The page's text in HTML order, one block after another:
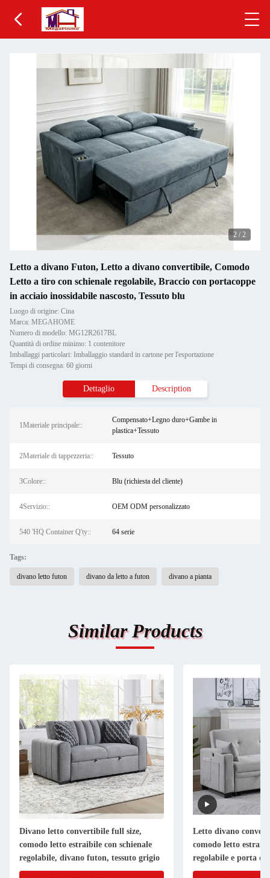
2 / 2
Letto a divano Futon, Letto a divano convertibile, Comodo
Letto a tiro con schienale regolabile, Braccio con portacoppe
in acciaio inossidabile nascosto, Tessuto blu
Luogo di origine: Cina
Marca: MEGAHOME
Numero di modello: MG12R2617BL
Quantità di ordine minimo: 1 contenitore
Imballaggi particolari: Imballaggio standard in cartone per l'esportazione
Tempi di consegna: 60 giorni
Dettaglio Description
1Materiale principale::
Compensato+Legno duro+Gambe in
plastica+Tessuto
2Materiale di tappezzeria:: Tessuto
3Colore:: Blu (richiesta del cliente)
4Servizio:: OEM ODM personalizzato
540 'HQ Container Q'ty:: 64 serie
Tags:
divano letto futon divano da letto a futon divano a pianta
Similar Products
Divano letto convertibile full size,
comodo letto estraibile con schienale
regolabile, divano futon, tessuto grigio
Letto divano
comodo letto
regolabile e porta di
portacoppe, Letto